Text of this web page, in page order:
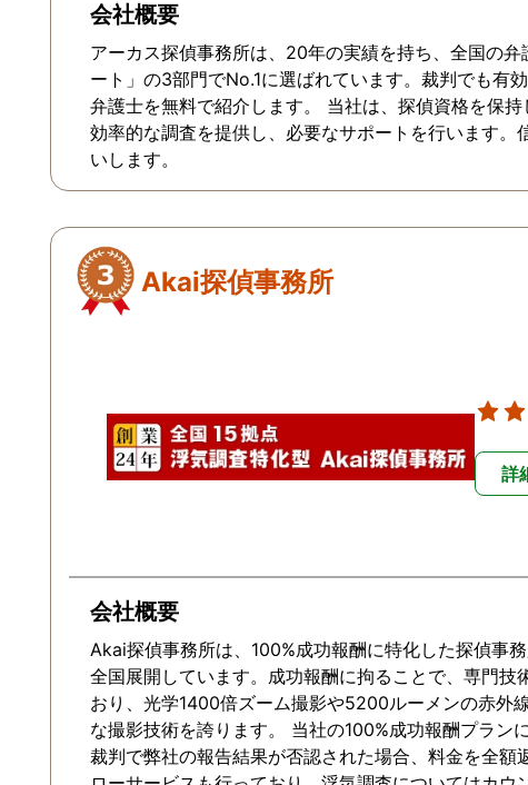
会社概要
アーカス探偵事務所は、20年の実績を持ち、全国の
ート」の3部門でNo.1に選ばれています。裁判でも有
弁護士を無料で紹介します。 当社は、探偵資格を保
効率的な調査を提供し、必要なサポートを行います
いします。
Akai探偵事務所
詳
会社概要
Akai探偵事務所は、100%成功報酬に特化した探偵事
全国展開しています。成功報酬に拘ることで、専門
おり、光学1400倍ズーム撮影や5200ルーメンの赤外
な撮影技術を誇ります。 当社の100%成功報酬プラン
裁判で弊社の報告結果が否認された場合、料金を全